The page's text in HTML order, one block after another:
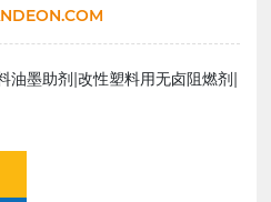
油墨助剂|改性塑料用无卤阻燃剂|